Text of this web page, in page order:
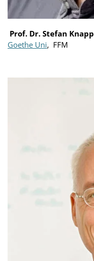
Prof. Dr. Stefan Knapp
Goethe Uni, FFM